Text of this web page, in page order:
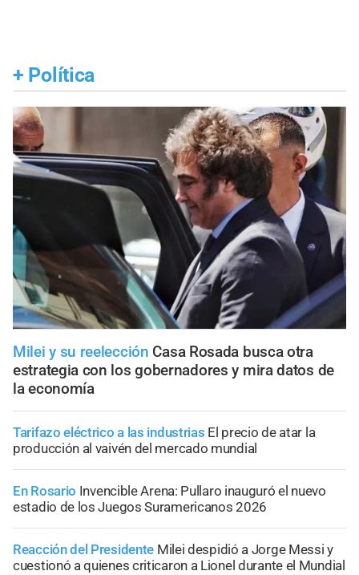
+ Política
Milei y su reelección Casa Rosada busca otra
estrategia con los gobernadores y mira datos de
la economía
Tarifazo eléctrico a las industrias El precio de atar la
producción al vaivén del mercado mundial
En Rosario Invencible Arena: Pullaro inauguró el nuevo
estadio de los Juegos Suramericanos 2026
Reacción del Presidente Milei despidió a Jorge Messi y
cuestionó a quienes criticaron a Lionel durante el Mundial